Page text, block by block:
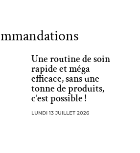
Une routine de soin
rapide et méga
efficace, sans une
tonne de produits,
c’est possible !
LUNDI 13 JUILLET 2026